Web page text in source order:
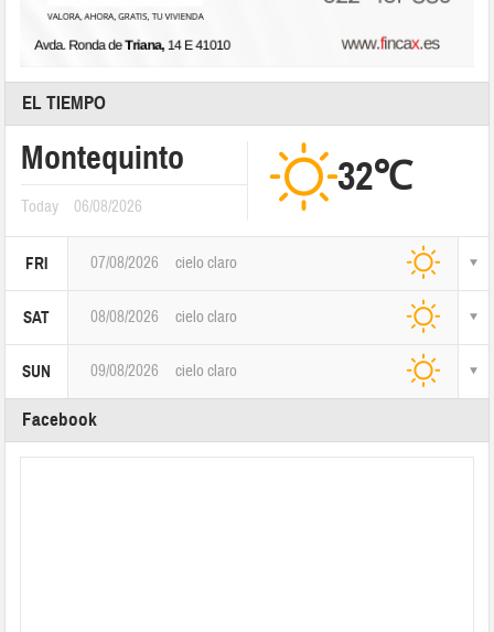
EL TIEMPO
Montequinto
Today 06/08/2026
32℃
FRI 07/08/2026 cielo claro
SAT 08/08/2026 cielo claro
SUN 09/08/2026 cielo claro
Facebook